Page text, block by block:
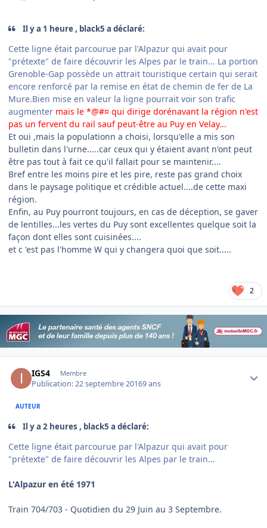
Il y a 1 heure , black5 a déclaré:
Cette ligne était parcourue par l'Alpazur qui avait pour
"prétexte" de faire découvrir les Alpes par le train... La portion
Grenoble-Gap possède un attrait touristique certain qui serait
encore renforcé par la remise en état de chemin de fer de La
Mure.Bien mise en valeur la ligne pourrait voir son trafic
augmenter mais le *@#¤ qui dirige dorénavant la région n'est
pas un fervent du rail sauf peut-être au Puy en Velay...
Et oui ,mais la populationn a choisi, lorsqu'elle a mis son
bulletin dans l'urne.....car ceux qui y étaient avant n'ont peut
être pas tout à fait ce qu'il fallait pour se maintenir....
Bref entre les moins pire et les pire, reste pas grand choix
dans le paysage politique et crédible actuel....de cette maxi
région.
Enfin, au Puy pourront toujours, en cas de déception, se gaver
de lentilles...les vertes du Puy sont excellentes quelque soit la
façon dont elles sont cuisinées....
et c 'est pas l'homme W qui y changera quoi que soit.....
2
IGS4 Membre
Publication:22 septembre 20169 ans
AUTEUR
Il y a 2 heures , black5 a déclaré:
Cette ligne était parcourue par l'Alpazur qui avait pour
"prétexte" de faire découvrir les Alpes par le train...
L'Alpazur en été 1971
Train 704/703 - Quotidien du 29 Juin au 3 Septembre.